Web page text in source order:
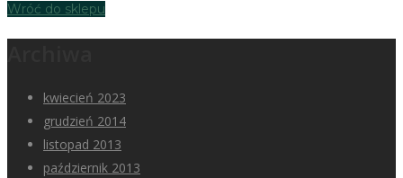
Wróć do sklepu
kwiecień 2023
grudzień 2014
listopad 2013
październik 2013